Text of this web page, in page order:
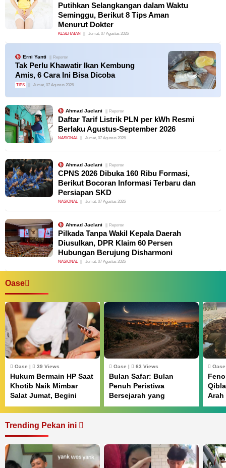
Putihkan Selangkangan dalam Waktu
Seminggu, Berikut 8 Tips Aman
Menurut Dokter
KESEHATAN Jumat, 07 Agustus 2026
Erni Yanti Reporter
Tak Perlu Khawatir Ikan Kembung
Amis, 6 Cara Ini Bisa Dicoba
TIPS Jumat, 07 Agustus 2026
Ahmad Jaelani Reporter
Daftar Tarif Listrik PLN per kWh Resmi
Berlaku Agustus-September 2026
NASIONAL Jumat, 07 Agustus 2026
Ahmad Jaelani Reporter
CPNS 2026 Dibuka 160 Ribu Formasi,
Berikut Bocoran Informasi Terbaru dan
Persiapan SKD
NASIONAL Jumat, 07 Agustus 2026
Ahmad Jaelani Reporter
Pilkada Tanpa Wakil Kepala Daerah
Diusulkan, DPR Klaim 60 Persen
Hubungan Berujung Disharmoni
NASIONAL Jumat, 07 Agustus 2026
Oase
Oase | 39 Views
Hukum Bermain HP Saat
Khotib Naik Mimbar
Salat Jumat, Begini
Penjelasannya
Oase | 63 Views
Bulan Safar: Bulan
Penuh Peristiwa
Bersejarah yang
Mengukir Kemajuan
Islam
Arah
Trending Pekan ini